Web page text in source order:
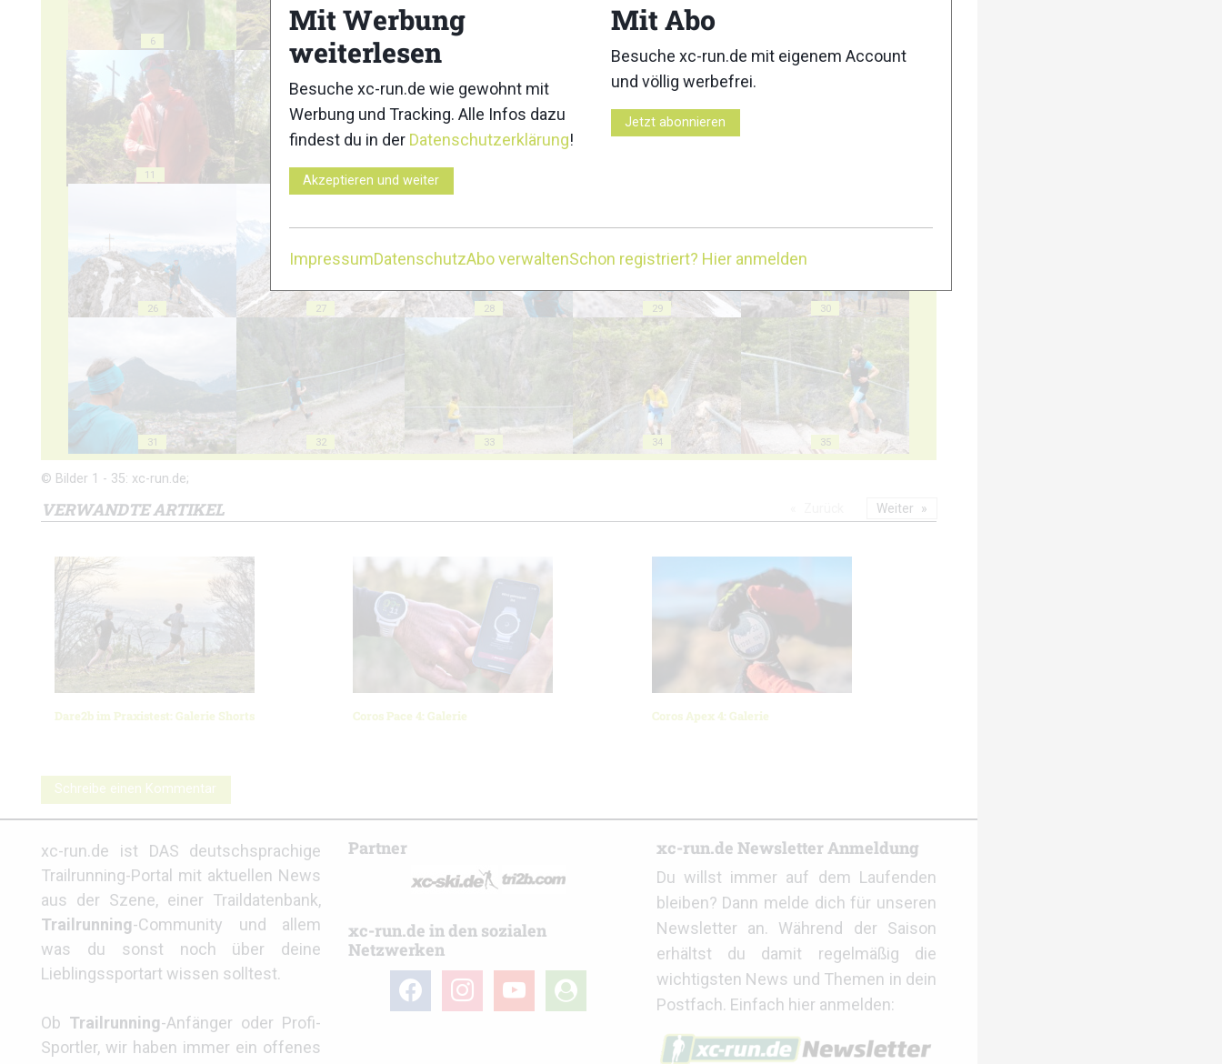
6
11 12
13 14 20 21 22 23 24
26 27 28 29 30
31 32 33 34 35
© Bilder 1 - 35: xc-run.de;
VERWANDTE ARTIKEL
Dare2b im Praxistest: Galerie Shorts Coros Pace 4: Galerie Coros Apex 4: Galerie
Weiter
Schreibe einen Kommentar
xc-run.de ist DAS deutschsprachige
Trailrunning-Portal mit aktuellen News
aus der Szene, einer Traildatenbank,
Trailrunning-Community und allem
was du sonst noch über deine
Lieblingssportart wissen solltest.
Ob Trailrunning-Anfänger oder Profi-
Sportler, wir haben immer ein offenes
Partner
xc-run.de in den sozialen
Netzwerken
facebookinstagramyoutube
user-
circle
xc-run.de Newsletter Anmeldung
Du willst immer auf dem Laufenden
bleiben? Dann melde dich für unseren
Newsletter an. Während der Saison
erhältst du damit regelmäßig die
wichtigsten News und Themen in dein
Postfach. Einfach hier anmelden:
Mit Werbung
weiterlesen
Besuche xc-run.de wie gewohnt mit
Werbung und Tracking. Alle Infos dazu
findest du in der Datenschutzerklärung!
Akzeptieren und weiter
Mit Abo
Besuche xc-run.de mit eigenem Account
und völlig werbefrei.
Jetzt abonnieren
ImpressumDatenschutzAbo verwaltenSchon registriert? Hier anmelden